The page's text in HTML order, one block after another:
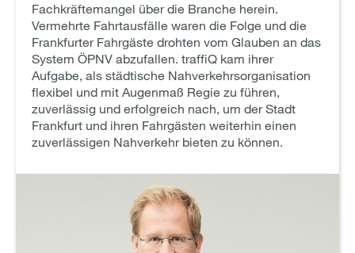
Fachkräftemangel über die Branche herein.
Vermehrte Fahrtausfälle waren die Folge und die
Frankfurter Fahrgäste drohten vom Glauben an das
System ÖPNV abzufallen. traffiQ kam ihrer
Aufgabe, als städtische Nahverkehrsorganisation
flexibel und mit Augenmaß Regie zu führen,
zuverlässig und erfolgreich nach, um der Stadt
Frankfurt und ihren Fahrgästen weiterhin einen
zuverlässigen Nahverkehr bieten zu können.